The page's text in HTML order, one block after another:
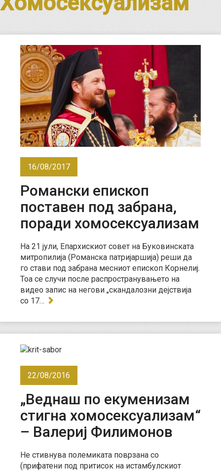
16/08/2017
Романски епископ
поставен под забрана,
поради хомосексуализам
На 21 јули, Епархискиот совет на Буковинската
митропилија (Романска патријаршија) реши да
го стави под забрана месниот епископ Корнелиј.
Тоа се случи после распространувањето на
видео запис на негови „скандалозни дејствија
со 17…
22/08/2016
„Веднаш по екуменизам
стигна хомосексуализам“
– Валериј Филимонов
Не стивнува полемиката поврзана со
(прифатени под притисок на истамбулскиот